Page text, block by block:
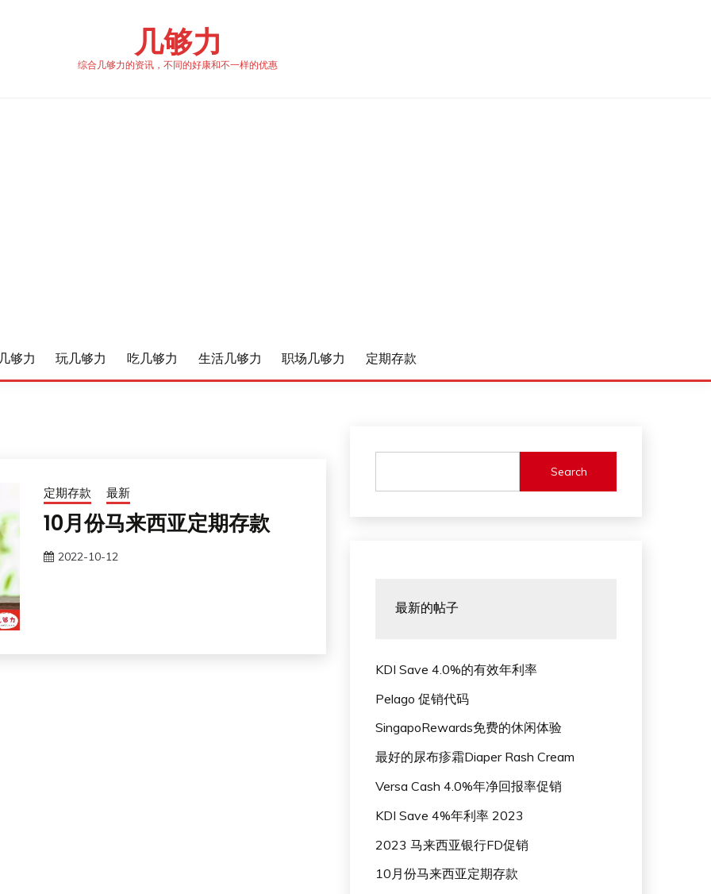
几够力
综合几够力的资讯，不同的好康和不一样的优惠
够力 玩几够力 吃几够力 生活几够力 职场几够力 定期存款
定期存款 最新
10月份马来西亚定期存款
2022-10-12
Search
最新的帖子
KDI Save 4.0%的有效年利率
Pelago 促销代码
SingapoRewards免费的休闲体验
最好的尿布疹霜Diaper Rash Cream
Versa Cash 4.0%年净回报率促销
KDI Save 4%年利率 2023
2023 马来西亚银行FD促销
10月份马来西亚定期存款